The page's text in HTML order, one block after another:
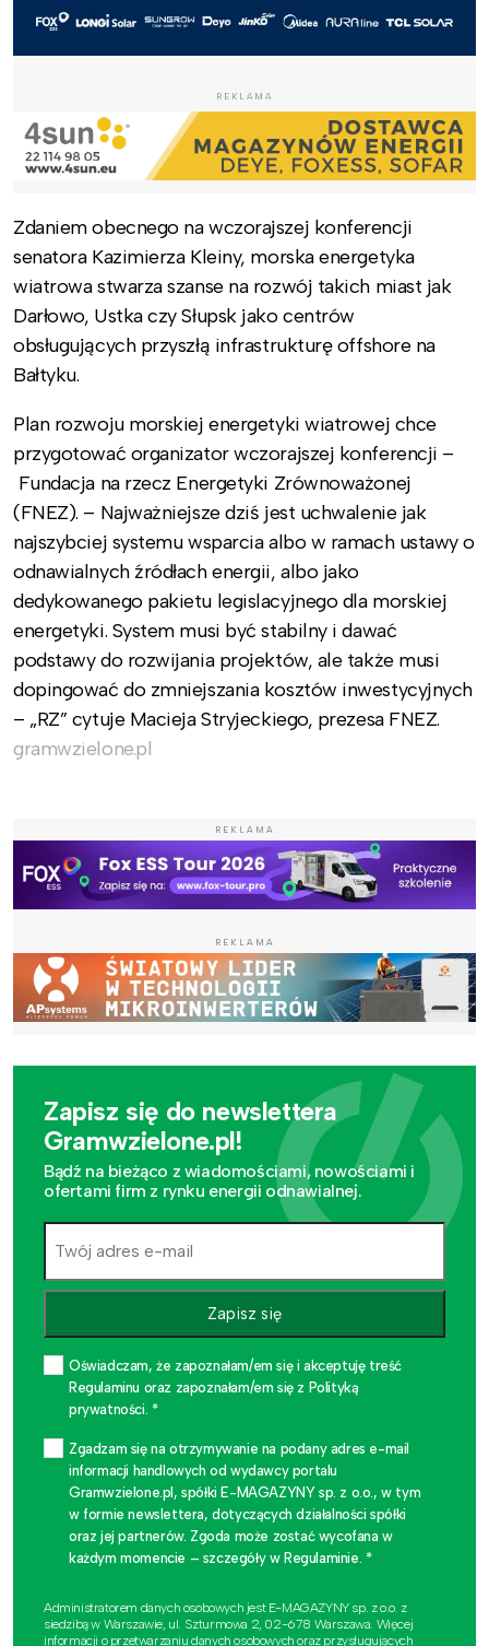
REKLAMA
Zdaniem obecnego na wczorajszej konferencji
senatora Kazimierza Kleiny, morska energetyka
wiatrowa stwarza szanse na rozwój takich miast jak
Darłowo, Ustka czy Słupsk jako centrów
obsługujących przyszłą infrastrukturę offshore na
Bałtyku.
Plan rozwoju morskiej energetyki wiatrowej chce
przygotować organizator wczorajszej konferencji –
Fundacja na rzecz Energetyki Zrównoważonej
(FNEZ). – Najważniejsze dziś jest uchwalenie jak
najszybciej systemu wsparcia albo w ramach ustawy o
odnawialnych źródłach energii, albo jako
dedykowanego pakietu legislacyjnego dla morskiej
energetyki. System musi być stabilny i dawać
podstawy do rozwijania projektów, ale także musi
dopingować do zmniejszania kosztów inwestycyjnych
– „RZ” cytuje Macieja Stryjeckiego, prezesa FNEZ.
gramwzielone.pl
REKLAMA
REKLAMA
Zapisz się do newslettera
Gramwzielone.pl!
Bądź na bieżąco z wiadomościami, nowościami i
ofertami firm z rynku energii odnawialnej.
Zapisz się
Oświadczam, że zapoznałam/em się i akceptuję treść
Regulaminu oraz zapoznałam/em się z Polityką
prywatności. *
Zgadzam się na otrzymywanie na podany adres e-mail
informacji handlowych od wydawcy portalu
Gramwzielone.pl, spółki E-MAGAZYNY sp. z o.o., w tym
w formie newslettera, dotyczących działalności spółki
oraz jej partnerów. Zgoda może zostać wycofana w
każdym momencie – szczegóły w Regulaminie. *
Administratorem danych osobowych jest E-MAGAZYNY sp. z o.o. z
siedzibą w Warszawie, ul. Szturmowa 2, 02-678 Warszawa. Więcej
informacji o przetwarzaniu danych osobowych oraz przysługujących